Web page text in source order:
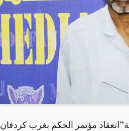
مؤتمر الحكم بغرب كردفان